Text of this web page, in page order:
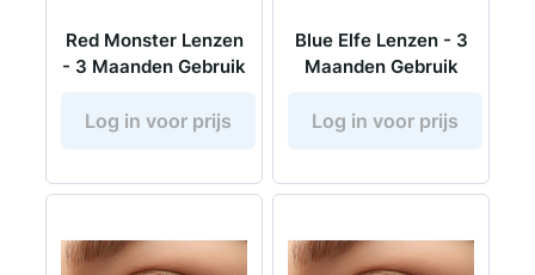
Red Monster Lenzen
- 3 Maanden Gebruik
Log in voor prijs
Blue Elfe Lenzen - 3
Maanden Gebruik
Log in voor prijs